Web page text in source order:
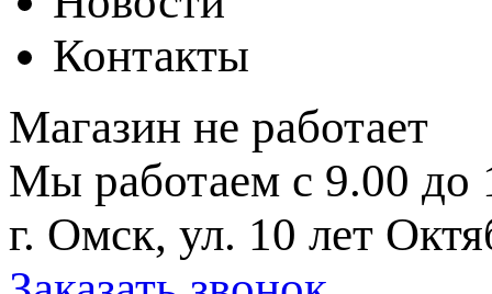
Контакты
Магазин не работает
Мы работаем с 9.00 до
г. Омск, ул. 10 лет